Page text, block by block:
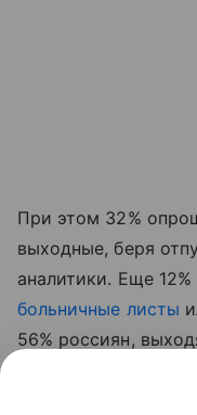
При этом 32%
выходные, беря
аналитики. Еще
больничные листы
56% россиян,